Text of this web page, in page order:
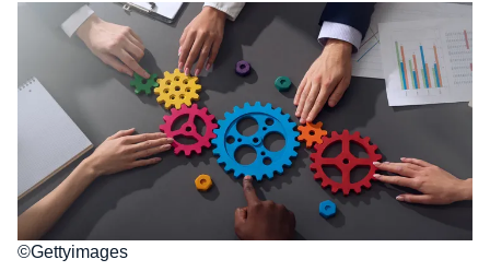
©Gettyimages